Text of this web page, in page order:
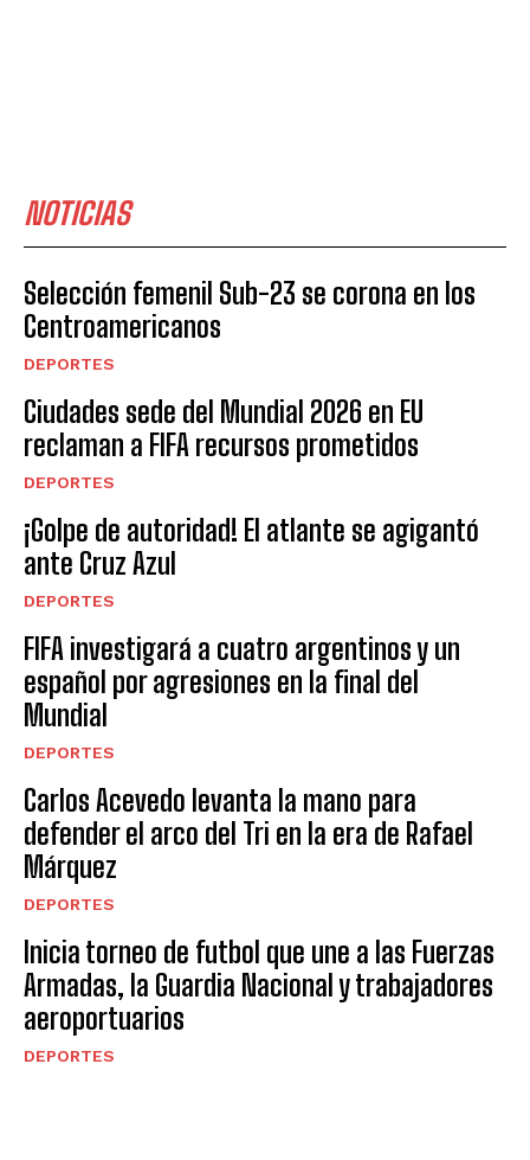
NOTICIAS
Selección femenil Sub-23 se corona en los
Centroamericanos
DEPORTES
Ciudades sede del Mundial 2026 en EU
reclaman a FIFA recursos prometidos
DEPORTES
¡Golpe de autoridad! El atlante se agigantó
ante Cruz Azul
DEPORTES
FIFA investigará a cuatro argentinos y un
español por agresiones en la final del
Mundial
DEPORTES
Carlos Acevedo levanta la mano para
defender el arco del Tri en la era de Rafael
Márquez
DEPORTES
Inicia torneo de futbol que une a las Fuerzas
Armadas, la Guardia Nacional y trabajadores
aeroportuarios
DEPORTES